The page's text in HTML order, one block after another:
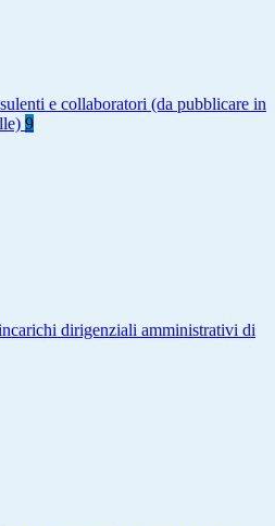
e collaboratori (da pubblicare in
9
dirigenziali amministrativi di